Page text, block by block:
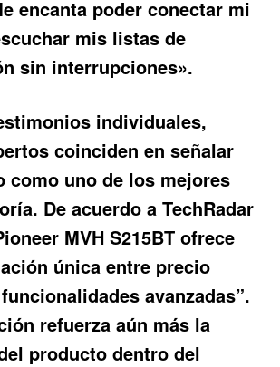
encanta poder conectar mi
mis listas de
sin interrupciones».
individuales,
coinciden en señalar
como uno de los mejores
De acuerdo a TechRadar
MVH S215BT ofrece
única entre precio
avanzadas”.
refuerza aún más la
producto dentro del